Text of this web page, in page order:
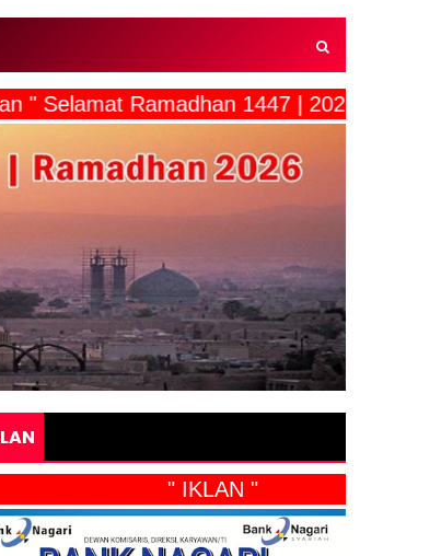
" Selamat Ramadhan 1447 | 2026"
" IKLAN "